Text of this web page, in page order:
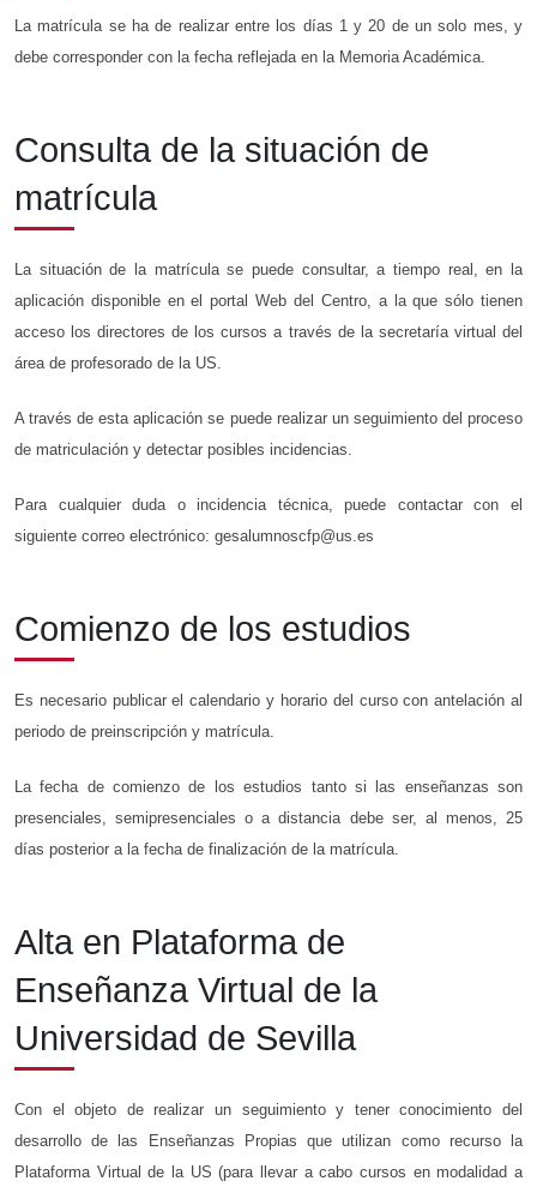
La matrícula se ha de realizar entre los días 1 y 20 de un solo mes, y
debe corresponder con la fecha reflejada en la Memoria Académica.
Consulta de la situación de
matrícula
La situación de la matrícula se puede consultar, a tiempo real, en la
aplicación disponible en el portal Web del Centro, a la que sólo tienen
acceso los directores de los cursos a través de la secretaría virtual del
área de profesorado de la US.
A través de esta aplicación se puede realizar un seguimiento del proceso
de matriculación y detectar posibles incidencias.
Para cualquier duda o incidencia técnica, puede contactar con el
siguiente correo electrónico: gesalumnoscfp@us.es
Comienzo de los estudios
Es necesario publicar el calendario y horario del curso con antelación al
periodo de preinscripción y matrícula.
La fecha de comienzo de los estudios tanto si las enseñanzas son
presenciales, semipresenciales o a distancia debe ser, al menos, 25
días posterior a la fecha de finalización de la matrícula.
Alta en Plataforma de
Enseñanza Virtual de la
Universidad de Sevilla
Con el objeto de realizar un seguimiento y tener conocimiento del
desarrollo de las Enseñanzas Propias que utilizan como recurso la
Plataforma Virtual de la US (para llevar a cabo cursos en modalidad a